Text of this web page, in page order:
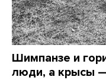
Шимпанзе и
люди, а крысы —